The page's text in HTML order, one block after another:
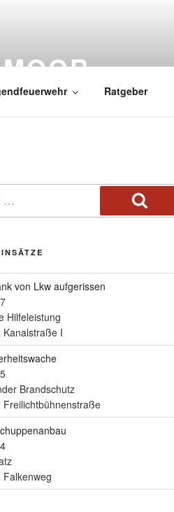
Ratgeber
von Lkw aufgerissen
Hilfeleistung
Kanalstraße I
Brandschutz
Freilichtbühnenstraße
Falkenweg